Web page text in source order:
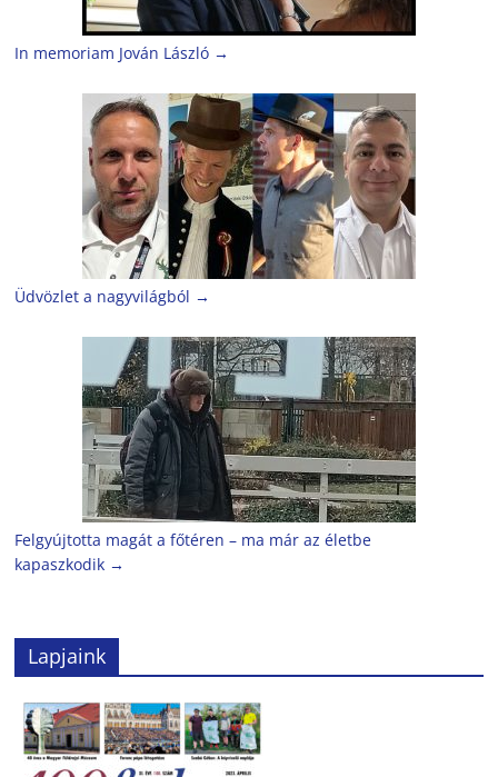
In memoriam Jován László →
Üdvözlet a nagyvilágból →
Felgyújtotta magát a főtéren – ma már az életbe
kapaszkodik →
Lapjaink